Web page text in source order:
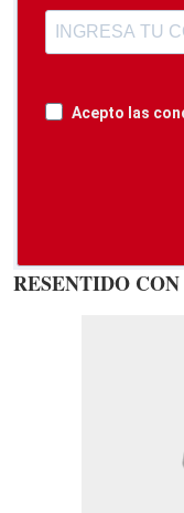
Acepto las
RESENTIDO